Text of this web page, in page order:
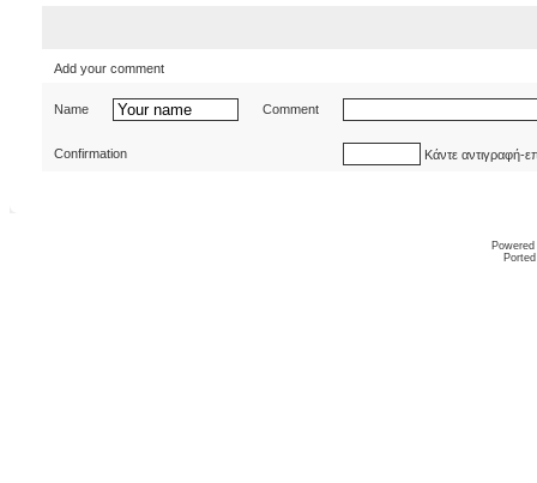
Add your comment
Name Comment
Confirmation Κάντε αντιγραφή-